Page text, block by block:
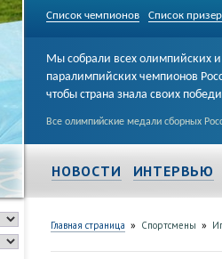
Список чемпионов Список
Мы собрали всех олимпийских и
паралимпийских чемпионов
чтобы страна знала своих
Все олимпийские медали сборных
НОВОСТИ ИНТЕРВЬЮ
Главная страница » Спортсмены »